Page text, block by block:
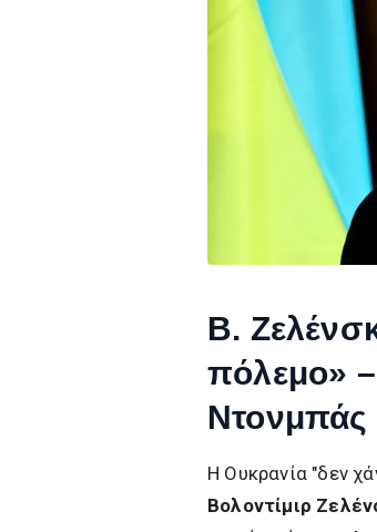
Β.
πόλεμο»
Ντονμπάς
Η Ουκρανία "δεν
Βολοντίμιρ